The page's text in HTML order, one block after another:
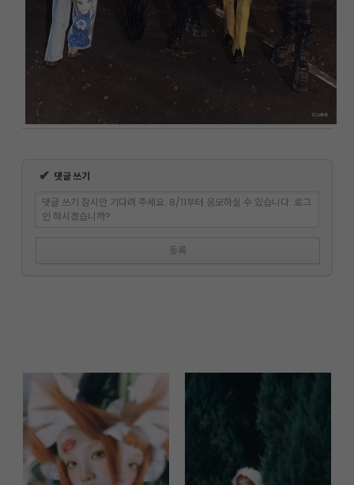
✔ 댓글 쓰기
댓글 쓰기 잠시만 기다려 주세요. 8/11부터 응모하실 수 있습니다. 로그
인 하시겠습니까?